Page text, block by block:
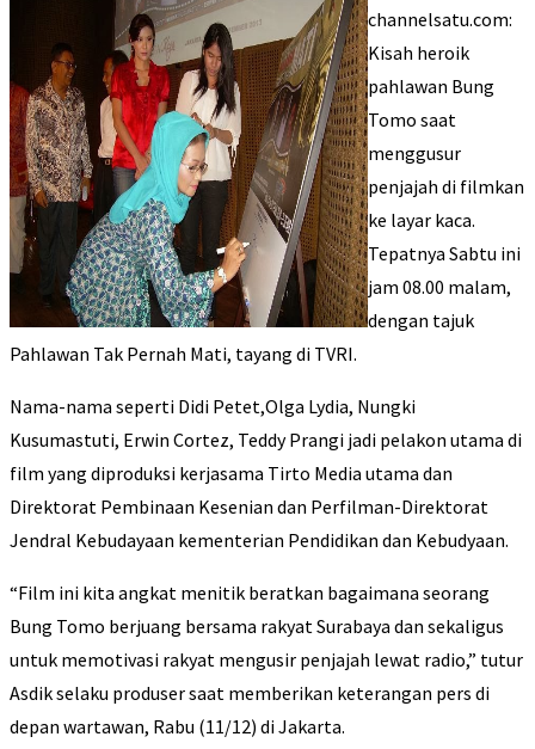
channelsatu.com:
Kisah heroik
pahlawan Bung
Tomo saat
menggusur
penjajah di filmkan
ke layar kaca.
Tepatnya Sabtu ini
jam 08.00 malam,
dengan tajuk
Pahlawan Tak Pernah Mati, tayang di TVRI.
Nama-nama seperti Didi Petet,Olga Lydia, Nungki
Kusumastuti, Erwin Cortez, Teddy Prangi jadi pelakon utama di
film yang diproduksi kerjasama Tirto Media utama dan
Direktorat Pembinaan Kesenian dan Perfilman-Direktorat
Jendral Kebudayaan kementerian Pendidikan dan Kebudyaan.
“Film ini kita angkat menitik beratkan bagaimana seorang
Bung Tomo berjuang bersama rakyat Surabaya dan sekaligus
untuk memotivasi rakyat mengusir penjajah lewat radio,” tutur
Asdik selaku produser saat memberikan keterangan pers di
depan wartawan, Rabu (11/12) di Jakarta.